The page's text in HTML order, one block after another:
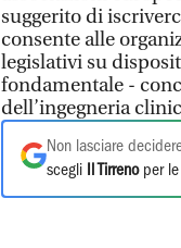
suggerito di
consente alle
legislativi su
fondamentale -
dell’ingegneria
Non lasciare
scegli
Il Tirrenoper le